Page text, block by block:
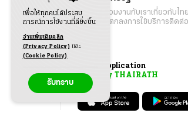
กิจกรรม ร่วมงานกับเราเกี่ยวกับไท
เงื่อนไขข้อตกลงการใช้บริการติดต่อ
Application
My THAIRATH
เพื่อให้ทุกคนได้ประสบ
การณ์การใช้งานที่ดียิ่งขึ้น
อ่านเพิ่มเติมคลิก
(Privacy Policy) และ
(Cookie Policy)
รับทราบ